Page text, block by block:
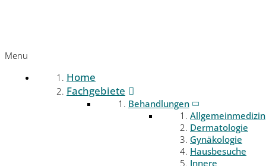
Menu
Home
Fachgebiete
Behandlungen
Allgemeinmedizin
Dermatologie
Gynäkologie
Hausbesuche
Innere